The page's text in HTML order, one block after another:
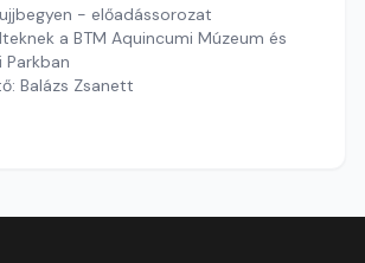
- előadássorozat
a BTM Aquincumi Múzeum és
Parkban
Balázs Zsanett